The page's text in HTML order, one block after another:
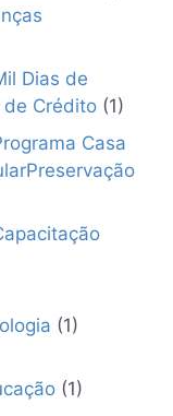
Dias de
de Crédito (1)
Casa
(1)
(1)